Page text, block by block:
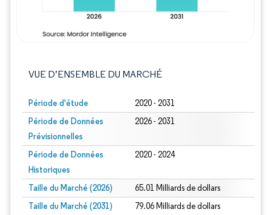
VUE D’ENSEMBLE DU MARCHÉ
Période d'étude 2020 - 2031
Période de Données
Prévisionnelles
2026 - 2031
Période de Données
Historiques
2020 - 2024
Taille du Marché (2026) 65.01 Milliards de dollars
Taille du Marché (2031) 79.06 Milliards de dollars